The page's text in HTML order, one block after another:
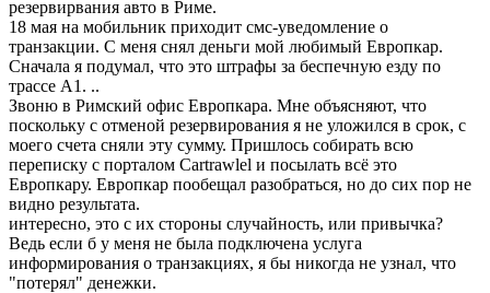
резервирвания авто в Риме.
18 мая на мобильник приходит смс-уведомление о
транзакции. С меня снял деньги мой любимый Европкар.
Сначала я подумал, что это штрафы за беспечную езду по
трассе А1. ..
Звоню в Римский офис Европкара. Мне объясняют, что
поскольку с отменой резервирования я не уложился в срок, с
моего счета сняли эту сумму. Пришлось собирать всю
переписку с порталом Cartrawlel и посылать всё это
Европкару. Европкар пообещал разобраться, но до сих пор не
видно результата.
интересно, это с их стороны случайность, или привычка?
Ведь если б у меня не была подключена услуга
информирования о транзакциях, я бы никогда не узнал, что
"потерял" денежки.